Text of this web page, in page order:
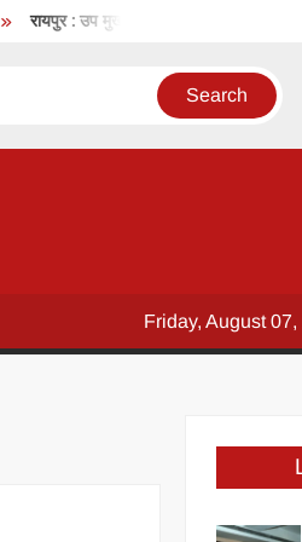
रायपुर : उप मुख्यमंत्री विजय शर्मा ने राष्ट्रपति
Friday, August